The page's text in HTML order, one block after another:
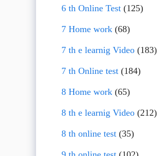
6 th Online Test(125)
7 Home work(68)
7 th e learnig Video(183)
7 th Online test(184)
8 Home work(65)
8 th e learnig Video(212)
8 th online test(35)